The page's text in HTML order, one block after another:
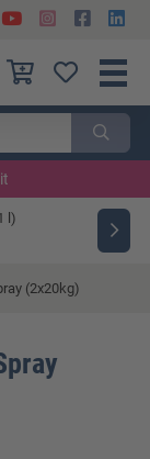
l)
(2x20kg)